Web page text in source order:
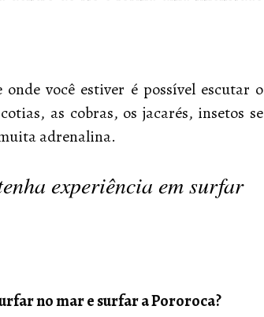
você estiver é possível escutar o
as cobras, os jacarés, insetos se
adrenalina.
experiência em surfar
no mar e surfar a Pororoca?